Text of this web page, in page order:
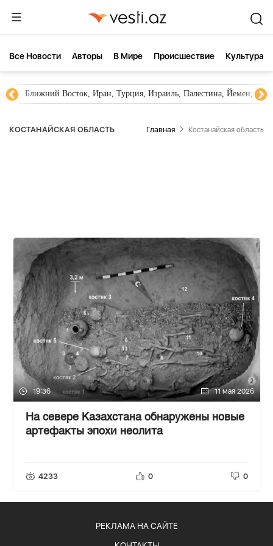
Все Новости Aвторы В Мире Происшествие Культура
Ближний Восток, Иран, Турция, Израиль, Палестина, Йемен,
КОСТАНАЙСКАЯ ОБЛАСТЬ Главная Костанайская область
19:36 11 мая 2026
На севере Казахстана обнаружены новые
артефакты эпохи неолита
4233 0 0
РЕКЛАМА НА САЙТЕ